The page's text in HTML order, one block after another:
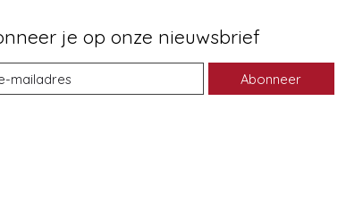
je op onze nieuwsbrief
Abonneer